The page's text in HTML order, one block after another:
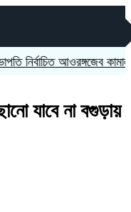
আওরঙ্গজেব কামাল
যাবে না বগুড়ায়